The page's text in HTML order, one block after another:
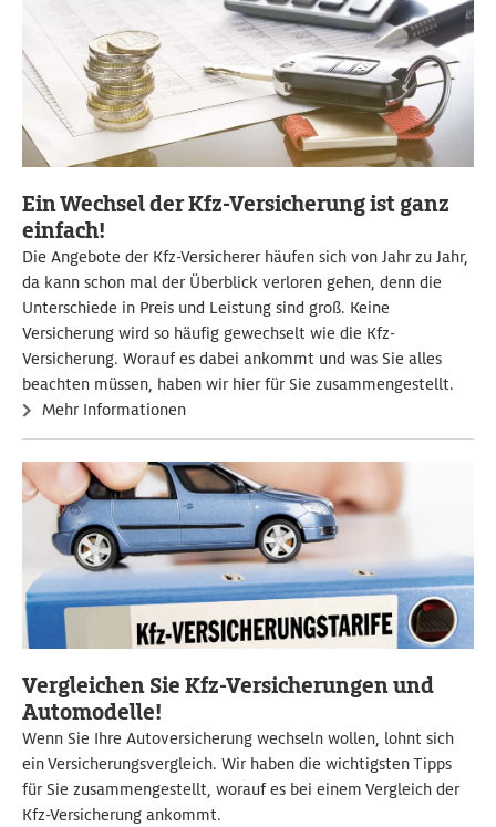
Ein Wechsel der Kfz-Versicherung ist ganz
einfach!
Die Angebote der Kfz-Versicherer häufen sich von Jahr zu Jahr,
da kann schon mal der Überblick verloren gehen, denn die
Unterschiede in Preis und Leistung sind groß. Keine
Versicherung wird so häufig gewechselt wie die Kfz-
Versicherung. Worauf es dabei ankommt und was Sie alles
beachten müssen, haben wir hier für Sie zusammengestellt.
Mehr Informationen
Vergleichen Sie Kfz-Versicherungen und
Automodelle!
Wenn Sie Ihre Autoversicherung wechseln wollen, lohnt sich
ein Versicherungsvergleich. Wir haben die wichtigsten Tipps
für Sie zusammengestellt, worauf es bei einem Vergleich der
Kfz-Versicherung ankommt.